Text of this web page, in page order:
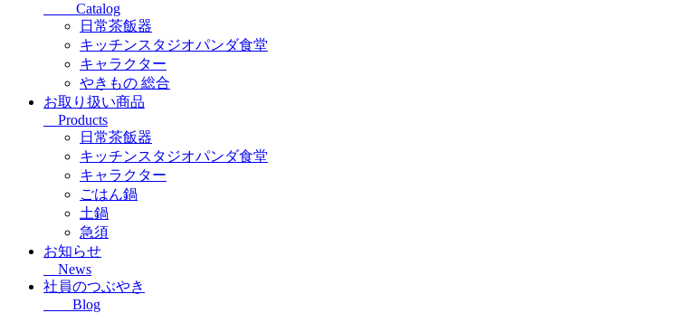
Catalog
日常茶飯器
キッチンスタジオパンダ食堂
キャラクター
やきもの 総合
お取り扱い商品
Products
日常茶飯器
キッチンスタジオパンダ食堂
キャラクター
ごはん鍋
土鍋
急須
お知らせ
News
社員のつぶやき
Blog